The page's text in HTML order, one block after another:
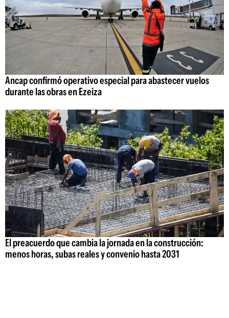
Ancap confirmó operativo especial para abastecer vuelos
durante las obras en Ezeiza
El preacuerdo que cambia la jornada en la construcción:
menos horas, subas reales y convenio hasta 2031